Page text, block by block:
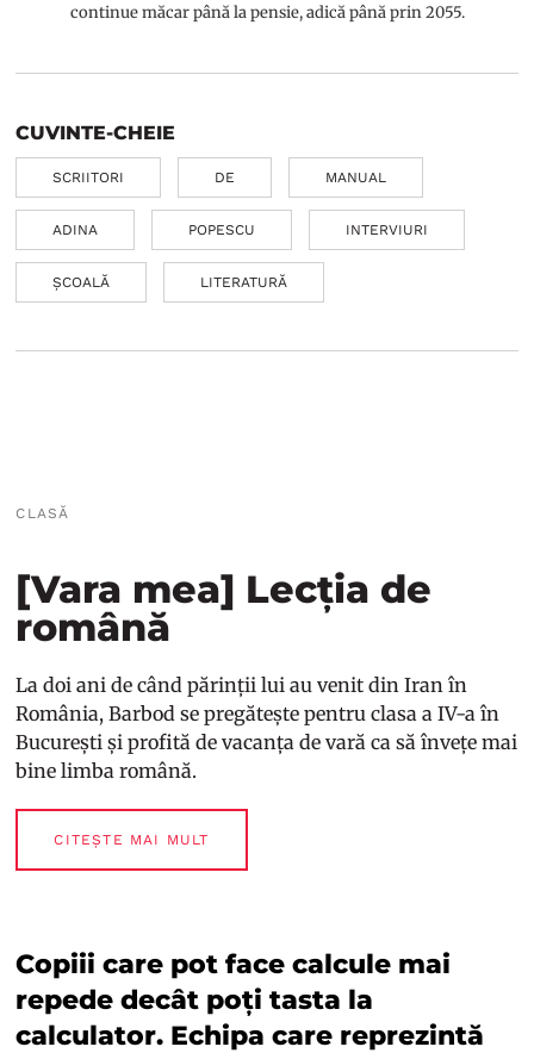
continue măcar până la pensie, adică până prin 2055.
CUVINTE-CHEIE
SCRIITORI DE MANUAL
ADINA POPESCU INTERVIURI
ȘCOALĂ LITERATURĂ
CLASĂ
[Vara mea] Lecția de
română
La doi ani de când părinții lui au venit din Iran în
România, Barbod se pregătește pentru clasa a IV-a în
București și profită de vacanța de vară ca să învețe mai
bine limba română.
CITEȘTE MAI MULT
Copiii care pot face calcule mai
repede decât poți tasta la
calculator. Echipa care reprezintă